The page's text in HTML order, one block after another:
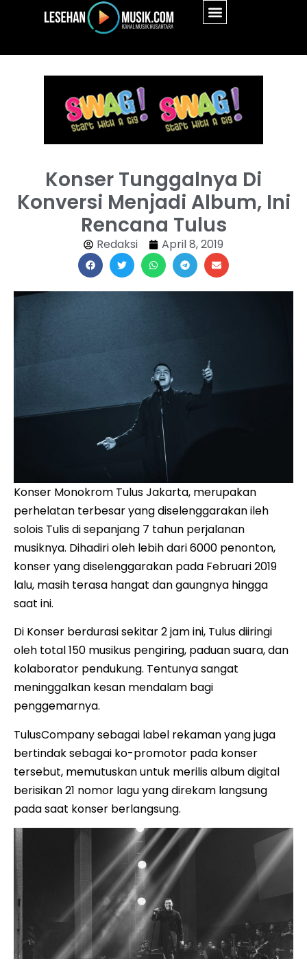
Konser Tunggalnya Di
Konversi Menjadi Album, Ini
Rencana Tulus
Redaksi April 8, 2019
Konser Monokrom Tulus Jakarta, merupakan
perhelatan terbesar yang diselenggarakan ileh
solois Tulis di sepanjang 7 tahun perjalanan
musiknya. Dihadiri oleh lebih dari 6000 penonton,
konser yang diselenggarakan pada Februari 2019
lalu, masih terasa hangat dan gaungnya hingga
saat ini.
Di Konser berdurasi sekitar 2 jam ini, Tulus diiringi
oleh total 150 musikus pengiring, paduan suara, dan
kolaborator pendukung. Tentunya sangat
meninggalkan kesan mendalam bagi
penggemarnya.
TulusCompany sebagai label rekaman yang juga
bertindak sebagai ko-promotor pada konser
tersebut, memutuskan untuk merilis album digital
berisikan 21 nomor lagu yang direkam langsung
pada saat konser berlangsung.